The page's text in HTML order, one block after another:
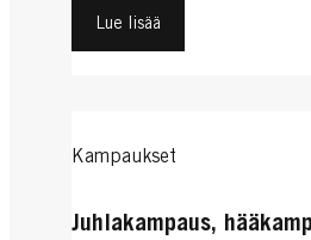
Lue lisää
Kampaukset
Juhlakampaus,